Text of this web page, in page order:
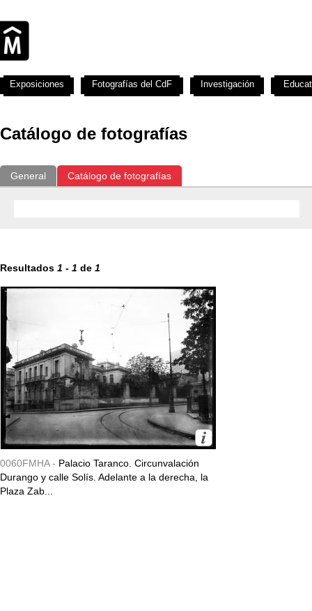
Catálogo de fotografías
General Catálogo de fotografías
Resultados 1 - 1 de 1
0060FMHA - Palacio Taranco. Circunvalación
Durango y calle Solís. Adelante a la derecha, la
Plaza Zab...
Exposiciones Fotografías del CdF Investigación